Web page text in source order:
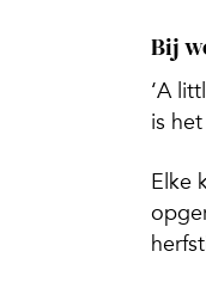
Bij
‘A
is
Elke